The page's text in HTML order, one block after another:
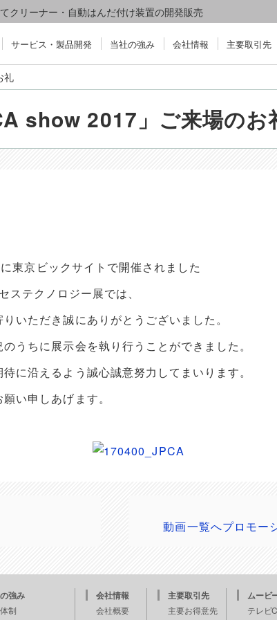
クリーナー・自動はんだ付け装置の開発販売
サービス・製品開発 当社の強み 会社情報 主要取引先
礼
show 2017」ご来場のお
東京ビックサイトで開催されました
テクノロジー展では、
いただき誠にありがとうございました。
うちに展示会を執り行うことができました。
に沿えるよう誠心誠意努力してまいります。
い申しあげます。
動画一覧へプロモー
強み
制
会社情報
会社概要
主要取引先
主要お得意先
ムービ
テレビ